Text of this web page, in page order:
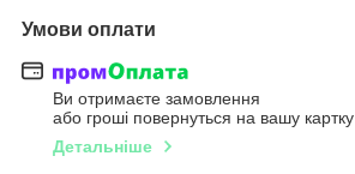
Умови оплати
Ви отримаєте замовлення
або гроші повернуться на вашу картку
Детальніше